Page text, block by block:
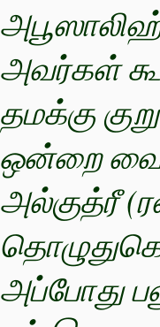
அவர்கள்
தமக்கு
ஒன்றை
அல்குத்ரீ
அப்போது